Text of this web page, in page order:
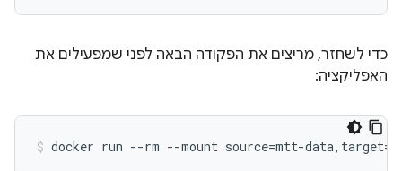
כדי לשחזר, מריצים את הפקודה הבאה לפני שמפעילים את
האפליקציה: